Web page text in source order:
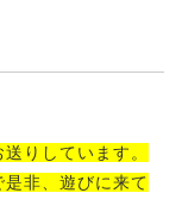
りしています。
非、遊びに来て